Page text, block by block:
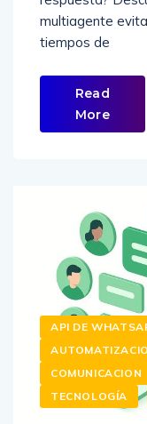
multiagente
tiempos de
Read
More
API DE
COMUNICACION
TECNOLOGÍA